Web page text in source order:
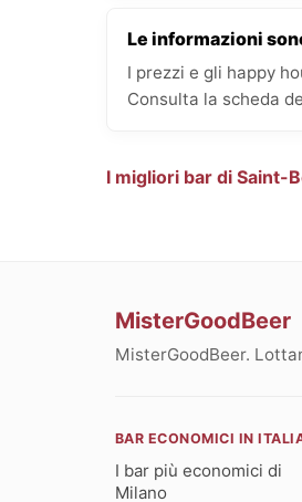
Le informazioni
I prezzi e gli happy
Consulta la scheda
I migliori bar di Saint-
MisterGoodBeer
MisterGoodBeer.
BAR ECONOMICI IN
I bar più economici di
Milano